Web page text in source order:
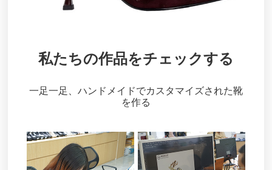
私たちの作品をチェックする
一足一足、ハンドメイドでカスタマイズされた靴
を作る